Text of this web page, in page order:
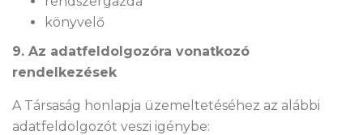
könyvelő
9. Az adatfeldolgozóra vonatkozó
rendelkezések
A Társaság honlapja üzemeltetéséhez az alábbi
adatfeldolgozót veszi igénybe: